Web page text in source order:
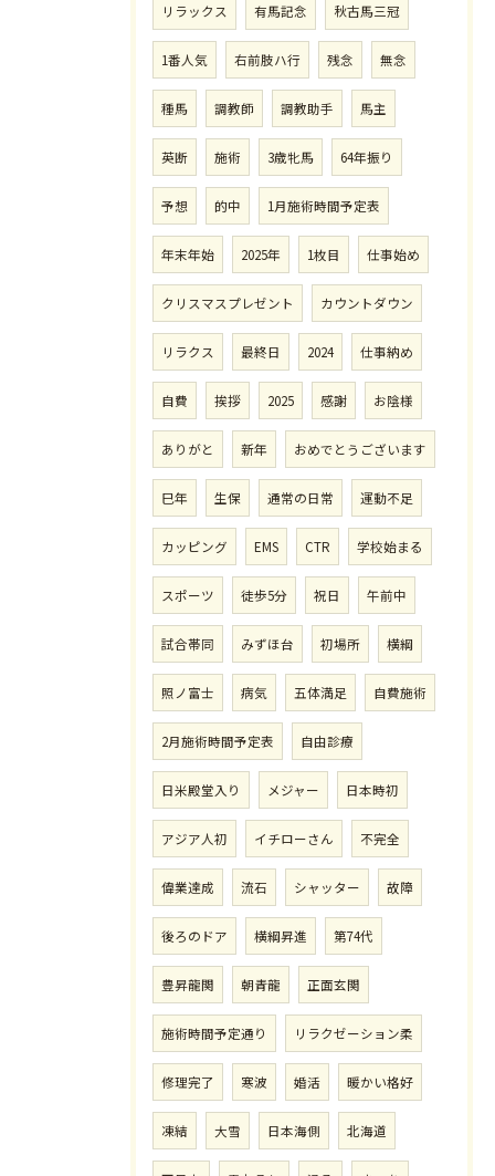
リラックス 有馬記念 秋古馬三冠
1番人気 右前肢ハ行 残念 無念
種馬 調教師 調教助手 馬主
英断 施術 3歳牝馬 64年振り
予想 的中 1月施術時間予定表
年末年始 2025年 1枚目 仕事始め
クリスマスプレゼント カウントダウン
リラクス 最終日 2024 仕事納め
自費 挨拶 2025 感謝 お陰様
ありがと 新年 おめでとうございます
巳年 生保 通常の日常 運動不足
カッピング EMS CTR 学校始まる
スポーツ 徒歩5分 祝日 午前中
試合帯同 みずほ台 初場所 横綱
照ノ富士 病気 五体満足 自費施術
2月施術時間予定表 自由診療
日米殿堂入り メジャー 日本時初
アジア人初 イチローさん 不完全
偉業達成 流石 シャッター 故障
後ろのドア 横綱昇進 第74代
豊昇龍関 朝青龍 正面玄関
施術時間予定通り リラクゼーション柔
修理完了 寒波 婚活 暖かい格好
凍結 大雪 日本海側 北海道